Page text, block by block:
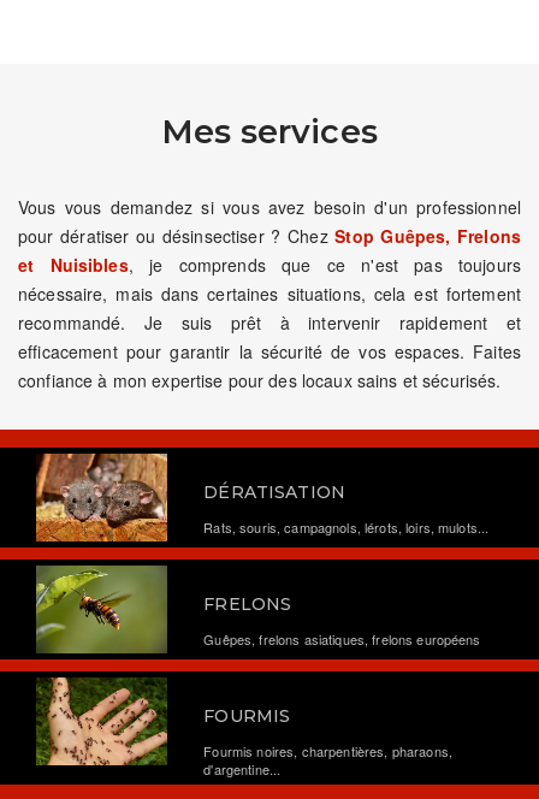
Mes services
Vous vous demandez si vous avez besoin d'un professionnel
pour dératiser ou désinsectiser ? ChezStop Guêpes, Frelons
et Nuisibles, je comprends que ce n'est pas toujours
nécessaire, mais dans certaines situations, cela est fortement
recommandé. Je suis prêt à intervenir rapidement et
efficacement pour garantir la sécurité de vos espaces. Faites
confiance à mon expertise pour des locaux sains et sécurisés.
DÉRATISATION
Rats, souris, campagnols, lérots, loirs, mulots...
FRELONS
Guêpes, frelons asiatiques, frelons européens
FOURMIS
Fourmis noires, charpentières, pharaons,
d'argentine...